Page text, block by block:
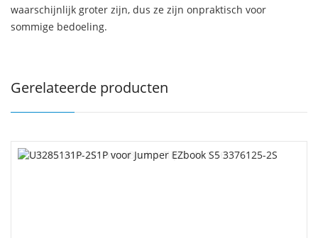
waarschijnlijk groter zijn, dus ze zijn onpraktisch voor
sommige bedoeling.
Gerelateerde producten